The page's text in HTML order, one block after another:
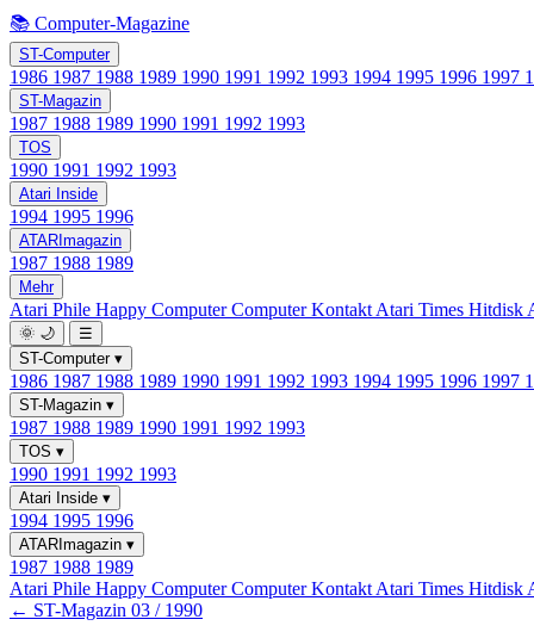
📚 Computer-Magazine
ST-Computer
1986 1987 1988 1989 1990 1991 1992 1993 1994 1995 1996 1997
ST-Magazin
1987 1988 1989 1990 1991 1992 1993
TOS
1990 1991 1992 1993
Atari Inside
1994 1995 1996
ATARImagazin
1987 1988 1989
Mehr
Atari Phile Happy ComputerComputer Kontakt Atari Times Hitdisk
🌞 🌙
☰
ST-Computer ▾
1986 1987 1988 1989 1990 1991 1992 1993 1994 1995 1996 1997
ST-Magazin ▾
1987 1988 1989 1990 1991 1992 1993
TOS ▾
1990 1991 1992 1993
Atari Inside ▾
1994 1995 1996
ATARImagazin ▾
1987 1988 1989
Atari Phile Happy ComputerComputer Kontakt Atari Times Hitdisk
← ST-Magazin 03 / 1990